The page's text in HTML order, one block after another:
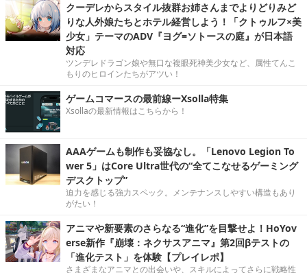
クーデレからスタイル抜群お姉さんまでよりどりみど
りな人外娘たちとホテル経営しよう！「クトゥルフ×美
少女」テーマのADV『ヨグ=ソトースの庭』が日本語
対応
ツンデレドラゴン娘や無口な複眼死神美少女など、属性てんこ
もりのヒロインたちがアツい！
ゲームコマースの最前線ーXsolla特集
Xsollaの最新情報はこちらから！
AAAゲームも制作も妥協なし。「Lenovo Legion To
wer 5」はCore Ultra世代の“全てこなせるゲーミング
デスクトップ”
迫力を感じる強力スペック。メンテナンスしやすい構造もあり
がたい！
アニマや新要素のさらなる“進化”を目撃せよ！HoYov
erse新作『崩壊：ネクサスアニマ』第2回βテストの
「進化テスト」を体験【プレイレポ】
さまざまなアニマとの出会いや、スキルによってさらに戦略性